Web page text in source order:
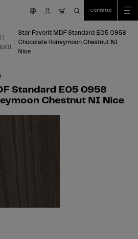
nav.cart.item.count
Contatto
i
Star Favorit MDF Standard E05 0958
Chocolate Honeymoon Chestnut NI
Nice
Standard E05 0958
Chestnut NI Nice